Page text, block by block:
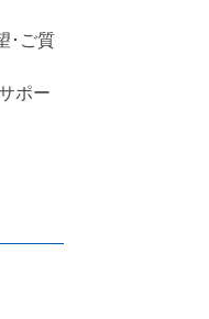
･ご質
ポー